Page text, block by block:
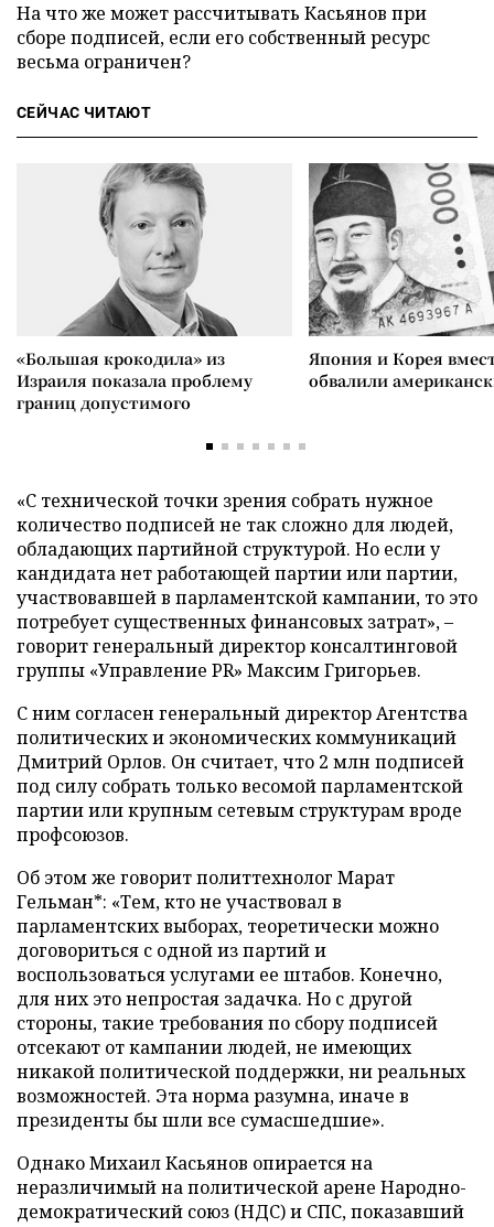
На что же может рассчитывать Касьянов при
сборе подписей, если его собственный ресурс
весьма ограничен?
СЕЙЧАС ЧИТАЮТ
«Большая крокодила» из
Израиля показала проблему
границ допустимого
Япония и Корея
обвалили
«С технической точки зрения собрать нужное
количество подписей не так сложно для людей,
обладающих партийной структурой. Но если у
кандидата нет работающей партии или партии,
участвовавшей в парламентской кампании, то это
потребует существенных финансовых затрат», –
говорит генеральный директор консалтинговой
группы «Управление PR» Максим Григорьев.
С ним согласен генеральный директор Агентства
политических и экономических коммуникаций
Дмитрий Орлов. Он считает, что 2 млн подписей
под силу собрать только весомой парламентской
партии или крупным сетевым структурам вроде
профсоюзов.
Об этом же говорит политтехнолог Марат
Гельман*: «Тем, кто не участвовал в
парламентских выборах, теоретически можно
договориться с одной из партий и
воспользоваться услугами ее штабов. Конечно,
для них это непростая задачка. Но с другой
стороны, такие требования по сбору подписей
отсекают от кампании людей, не имеющих
никакой политической поддержки, ни реальных
возможностей. Эта норма разумна, иначе в
президенты бы шли все сумасшедшие».
Однако Михаил Касьянов опирается на
неразличимый на политической арене Народно-
демократический союз (НДС) и СПС, показавший